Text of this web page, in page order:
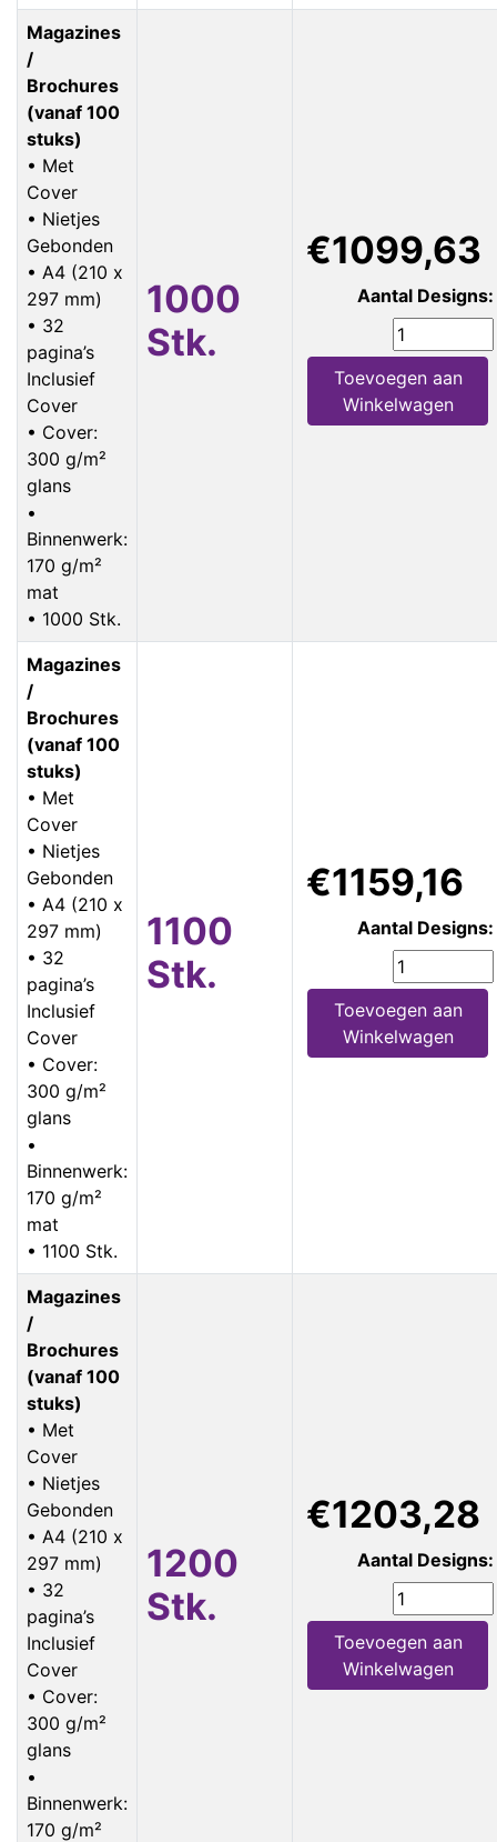
Magazines
/
Brochures
(vanaf 100
stuks)
• Met
Cover
• Nietjes
Gebonden
• A4 (210 x
297 mm)
• 32
pagina’s
Inclusief
Cover
• Cover:
300 g/m²
glans
•
Binnenwerk:
170 g/m²
mat
• 1000 Stk.
1000
Stk.
€1099,63
Aantal Designs:
Toevoegen aan
Winkelwagen
Magazines
/
Brochures
(vanaf 100
stuks)
• Met
Cover
• Nietjes
Gebonden
• A4 (210 x
297 mm)
• 32
pagina’s
Inclusief
Cover
• Cover:
300 g/m²
glans
•
Binnenwerk:
170 g/m²
mat
• 1100 Stk.
1100
Stk.
€1159,16
Aantal Designs:
Toevoegen aan
Winkelwagen
Magazines
/
Brochures
(vanaf 100
stuks)
• Met
Cover
• Nietjes
Gebonden
• A4 (210 x
297 mm)
• 32
pagina’s
Inclusief
Cover
• Cover:
300 g/m²
glans
•
Binnenwerk:
170 g/m²
1200
Stk.
€1203,28
Aantal Designs:
Toevoegen aan
Winkelwagen